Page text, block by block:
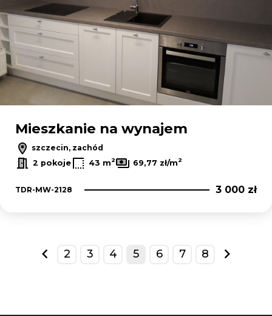
Mieszkanie na wynajem
szczecin, zachód
2 pokoje
43 m2 69,77 zł/m2
TDR-MW-2128 3 000 zł
prev
2 3 4 5 6 7 8
next